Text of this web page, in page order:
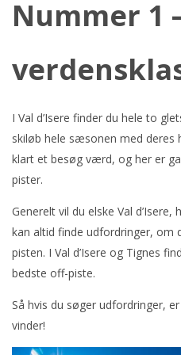
Nummer 1
I Val d’Isere finder du hele to
skiløb hele sæsonen med deres
klart et besøg værd, og her er
pister.
Generelt vil du elske Val
kan altid finde udfordringer, om
pisten. I Val d’Isere og Tignes
bedste off-piste.
Så hvis du søger udfordringer,
vinder!